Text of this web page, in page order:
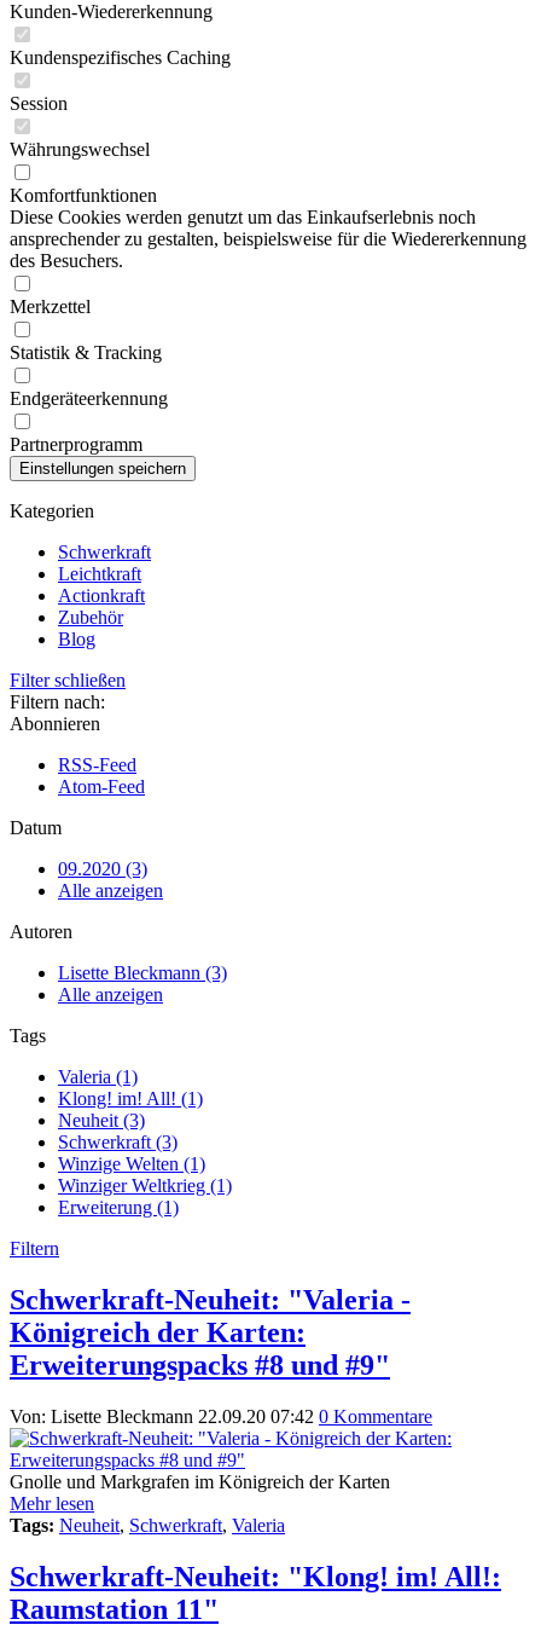
Kunden-Wiedererkennung
Kundenspezifisches Caching
Session
Währungswechsel
Komfortfunktionen
Diese Cookies werden genutzt um das Einkaufserlebnis noch
ansprechender zu gestalten, beispielsweise für die Wiedererkennung
des Besuchers.
Merkzettel
Statistik & Tracking
Endgeräteerkennung
Partnerprogramm
Kategorien
Schwerkraft
Leichtkraft
Actionkraft
Zubehör
Blog
Filter schließen
Filtern nach:
Abonnieren
RSS-Feed
Atom-Feed
Datum
09.2020 (3)
Alle anzeigen
Autoren
Lisette Bleckmann (3)
Alle anzeigen
Tags
Valeria (1)
Klong! im! All! (1)
Neuheit (3)
Schwerkraft (3)
Winzige Welten (1)
Winziger Weltkrieg (1)
Erweiterung (1)
Filtern
Schwerkraft-Neuheit: "Valeria -
Königreich der Karten:
Erweiterungspacks #8 und #9"
Von: Lisette Bleckmann 22.09.20 07:42 0 Kommentare
Gnolle und Markgrafen im Königreich der Karten
Mehr lesen
Tags: Neuheit, Schwerkraft, Valeria
Schwerkraft-Neuheit: "Klong! im! All!:
Raumstation 11"